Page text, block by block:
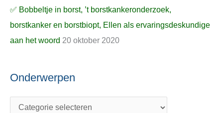
✅ Bobbeltje in borst, ’t borstkankeronderzoek,
borstkanker en borstbiopt, Ellen als ervaringsdeskundige
aan het woord 20 oktober 2020
Onderwerpen